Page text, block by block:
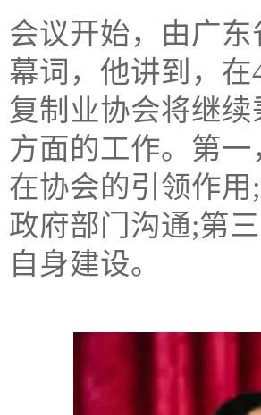
会议开始，由广
幕词，他讲到，
复制业协会将继
方面的工作。第
在协会的引领作
政府部门沟通;第
自身建设。